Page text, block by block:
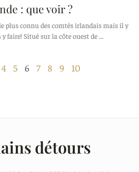
: que voir ?
le plus connu des comtés irlandais mais il y
faire! Situé sur la côte ouest de
4 5 6 7 8 9 10
détours